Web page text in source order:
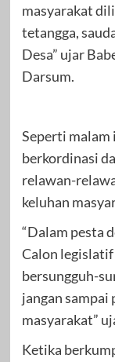
masyarakat
tetangga,
Desa” ujar
Darsum.
Seperti malam
berkordinasi
relawan-
keluhan
“Dalam pesta
Calon
bersungguh-
jangan sampai
masyarakat”
Ketika